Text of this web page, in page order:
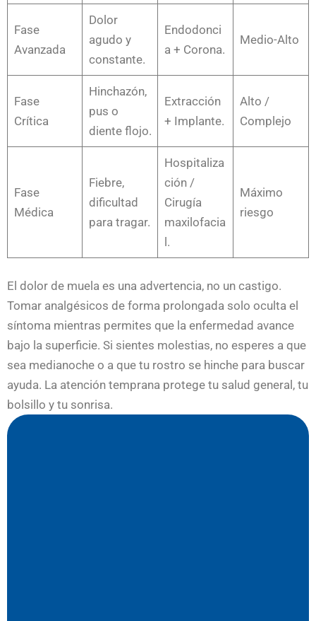
Fase
Avanzada
Dolor
agudo y
constante.
Endodonci
a + Corona.
Medio-Alto
Fase
Crítica
Hinchazón,
pus o
diente flojo.
Extracción
+ Implante.
Alto /
Complejo
Fase
Médica
Fiebre,
dificultad
para tragar.
Hospitaliza
ción /
Cirugía
maxilofacia
l.
Máximo
riesgo
El dolor de muela es una advertencia, no un castigo.
Tomar analgésicos de forma prolongada solo oculta el
síntoma mientras permites que la enfermedad avance
bajo la superficie. Si sientes molestias, no esperes a que
sea medianoche o a que tu rostro se hinche para buscar
ayuda. La atención temprana protege tu salud general, tu
bolsillo y tu sonrisa.